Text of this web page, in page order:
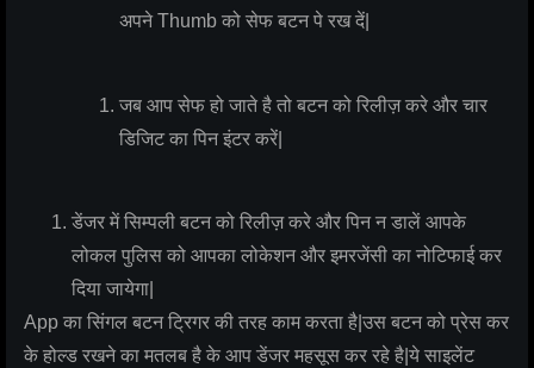
अपने Thumb को सेफ बटन पे रख दें|
जब आप सेफ हो जाते है तो बटन को रिलीज़ करे और चार
डिजिट का पिन इंटर करें|
डेंजर में सिम्पली बटन को रिलीज़ करे और पिन न डालें आपके
लोकल पुलिस को आपका लोकेशन और इमरजेंसी का नोटिफाई कर
दिया जायेगा|
App का सिंगल बटन ट्रिगर की तरह काम करता है|उस बटन को प्रेस कर
के होल्ड रखने का मतलब है के आप डेंजर महसूस कर रहे है|ये साइलेंट